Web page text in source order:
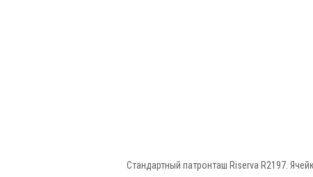
Стандартный патронташ Riserva R2197.